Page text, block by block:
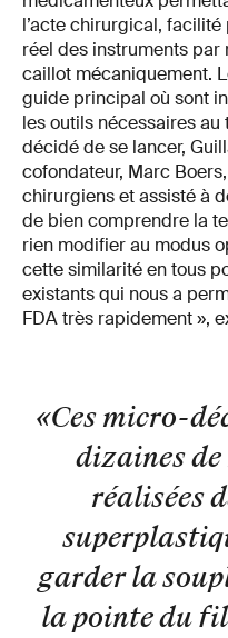
l’acte chirurgical,
réel des instruments par
caillot mécaniquement.
guide principal où sont
les outils nécessaires au
décidé de se lancer,
cofondateur, Marc
chirurgiens et assisté à
de bien comprendre la
rien modifier au modus
cette similarité en tous
existants qui nous a
FDA très rapidement »,
«Ces micro-
dizaines
réalisées
garder la
la pointe du